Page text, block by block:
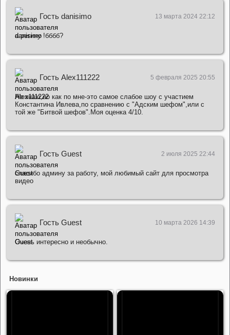
Гость danisimo 13 марта 2024 22:12
а регину !бббб?
Гость Alex111222 5 февраля 2025 20:55
Не знаю,но как по мне-это самое слабое шоу с участием
Константина Ивлева,по сравнению с "Адским шефом",или с
той же "Битвой шефов".Моя оценка 4/10.
Гость Guest 2 июля 2025 22:44
спасибо админу за работу, мой любимый сайт для просмотра
видео
Гость Guest 10 марта 2026 14:39
Очень интересно и необычно.
Новинки